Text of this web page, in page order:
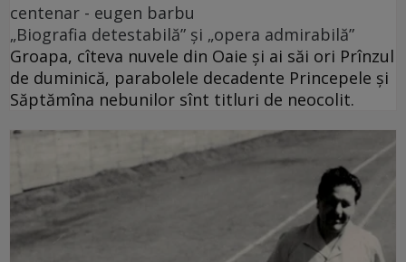
centenar - eugen barbu
„Biografia detestabilă” și „opera admirabilă”
Groapa, cîteva nuvele din Oaie și ai săi ori Prînzul
de duminică, parabolele decadente Princepele și
Săptămîna nebunilor sînt titluri de neocolit.